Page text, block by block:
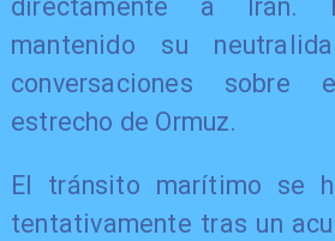
directamente a Irán.
mantenido su
conversaciones
estrecho de Ormuz.
El tránsito marítimo se
tentativamente tras un